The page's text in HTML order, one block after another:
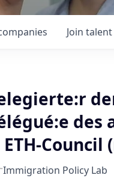
Join
des
Council
Immigration Policy Lab